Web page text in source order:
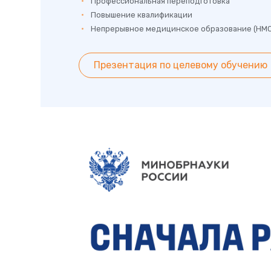
Повышение квалификации
Непрерывное медицинское образование
Презентация по целевому обучению